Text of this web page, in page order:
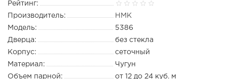
Рейтинг:
Производитель:
НМК
Модель:
5386
Дверца:
без стекла
Корпус:
сеточный
Материал:
Чугун
Объем парной:
от 12 до 24 куб. м